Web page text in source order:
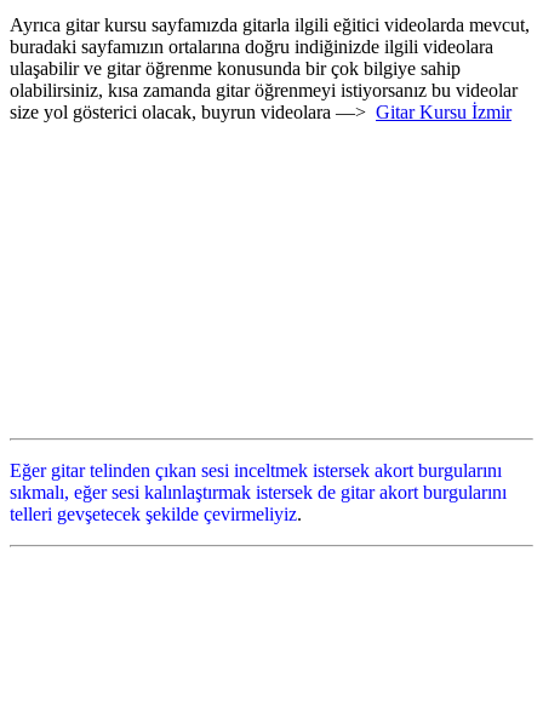
Ayrıca gitar kursu sayfamızda gitarla ilgili eğitici videolarda mevcut,
buradaki sayfamızın ortalarına doğru indiğinizde ilgili videolara
ulaşabilir ve gitar öğrenme konusunda bir çok bilgiye sahip
olabilirsiniz, kısa zamanda gitar öğrenmeyi istiyorsanız bu videolar
size yol gösterici olacak, buyrun videolara —> Gitar Kursu İzmir
Eğer gitar telinden çıkan sesi inceltmek istersek akort burgularını
sıkmalı, eğer sesi kalınlaştırmak istersek de gitar akort burgularını
telleri gevşetecek şekilde çevirmeliyiz.